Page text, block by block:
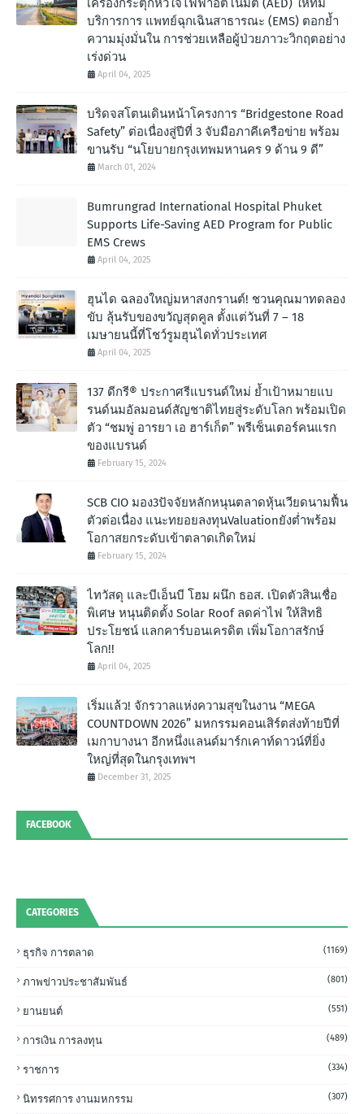
เครื่องกระตุกหัวใจไฟฟ้าอัตโนมัติ (AED) ให้ทีม
บริการการ แพทย์ฉุกเฉินสาธารณะ (EMS) ตอกย้ำ
ความมุ่งมั่นใน การช่วยเหลือผู้ป่วยภาวะวิกฤตอย่าง
เร่งด่วน
April 04, 2025
บริดจสโตนเดินหน้าโครงการ “Bridgestone Road
Safety” ต่อเนื่องสู่ปีที่ 3 จับมือภาคีเครือข่าย พร้อม
ขานรับ “นโยบายกรุงเทพมหานคร 9 ด้าน 9 ดี”
March 01, 2024
Bumrungrad International Hospital Phuket
Supports Life-Saving AED Program for Public
EMS Crews
April 04, 2025
ฮุนได ฉลองใหญ่มหาสงกรานต์! ชวนคุณมาทดลอง
ขับ ลุ้นรับของขวัญสุดคูล ตั้งแต่วันที่ 7 – 18
เมษายนนี้ที่โชว์รูมฮุนไดทั่วประเทศ
April 04, 2025
137 ดีกรี® ประกาศรีแบรนด์ใหม่ ย้ำเป้าหมายแบ
รนด์นมอัลมอนด์สัญชาติไทยสู่ระดับโลก พร้อมเปิด
ตัว “ชมพู่ อารยา เอ ฮาร์เก็ต” พรีเซ็นเตอร์คนแรก
ของแบรนด์
February 15, 2024
SCB CIO มอง3ปัจจัยหลักหนุนตลาดหุ้นเวียดนามฟื้น
ตัวต่อเนื่อง แนะทยอยลงทุนValuationยังต่ำพร้อม
โอกาสยกระดับเข้าตลาดเกิดใหม่
February 15, 2024
ไทวัสดุ และบีเอ็นบี โฮม ผนึก ธอส. เปิดตัวสินเชื่อ
พิเศษ หนุนติดตั้ง Solar Roof ลดค่าไฟ ให้สิทธิ
ประโยชน์ แลกคาร์บอนเครดิต เพิ่มโอกาสรักษ์
โลก!!
April 04, 2025
เริ่มแล้ว! จักรวาลแห่งความสุขในงาน “MEGA
COUNTDOWN 2026” มหกรรมคอนเสิร์ตส่งท้ายปีที่
เมกาบางนา อีกหนึ่งแลนด์มาร์กเคาท์ดาวน์ที่ยิ่ง
ใหญ่ที่สุดในกรุงเทพฯ
December 31, 2025
FACEBOOK
CATEGORIES
ธุรกิจ การตลาด (1169)
ภาพข่าวประชาสัมพันธ์ (801)
ยานยนต์ (551)
การเงิน การลงทุน (489)
ราชการ (334)
นิทรรศการ งานมหกรรม (307)